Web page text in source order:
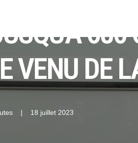
680
VENU DE
| 18 juillet 2023